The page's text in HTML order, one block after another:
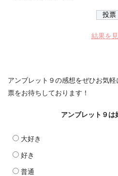
結果を
アンブレット９の感想をぜひお気
票をお待ちしております！
アンブレット９は
大好き
好き
普通